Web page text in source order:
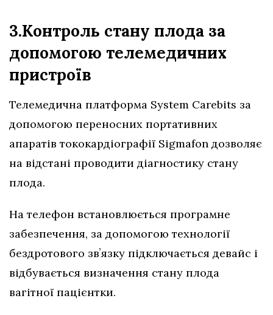
3.Контроль стану плода за
допомогою телемедичних
пристроїв
Телемедична платформа System Carebits за
допомогою переносних портативних
апаратів тококардіографії Sigmafon дозволяє
на відстані проводити діагностику стану
плода.
На телефон встановлюється програмне
забезпечення, за допомогою технології
бездротового звʼязку підключається девайс і
відбувається визначення стану плода
вагітної пацієнтки.